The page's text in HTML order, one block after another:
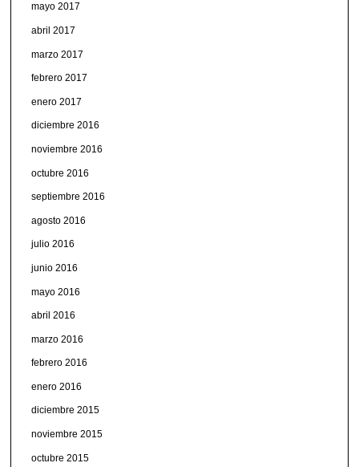
mayo 2017
abril 2017
marzo 2017
febrero 2017
enero 2017
diciembre 2016
noviembre 2016
octubre 2016
septiembre 2016
agosto 2016
julio 2016
junio 2016
mayo 2016
abril 2016
marzo 2016
febrero 2016
enero 2016
diciembre 2015
noviembre 2015
octubre 2015